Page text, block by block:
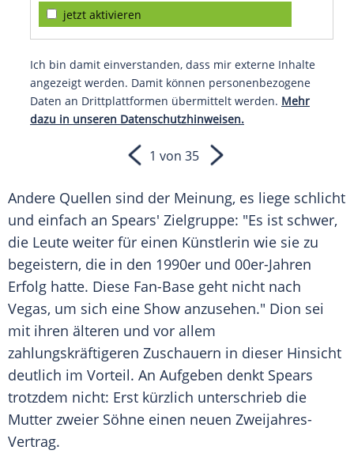
jetzt aktivieren
Ich bin damit einverstanden, dass mir externe Inhalte
angezeigt werden. Damit können personenbezogene
Daten an Drittplattformen übermittelt werden. Mehr
dazu in unseren Datenschutzhinweisen.
1 von 35
Andere Quellen sind der Meinung, es liege schlicht
und einfach an Spears' Zielgruppe: "Es ist schwer,
die Leute weiter für einen Künstlerin wie sie zu
begeistern, die in den 1990er und 00er-Jahren
Erfolg hatte. Diese Fan-Base geht nicht nach
Vegas, um sich eine Show anzusehen." Dion sei
mit ihren älteren und vor allem
zahlungskräftigeren Zuschauern in dieser Hinsicht
deutlich im Vorteil. An Aufgeben denkt Spears
trotzdem nicht: Erst kürzlich unterschrieb die
Mutter zweier Söhne einen neuen Zweijahres-
Vertrag.